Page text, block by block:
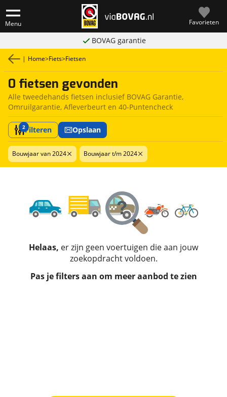
Menu Favorieten
BOVAG garantie
| Home>Fiets>Fietsen
0 fietsen gevonden
Alle tweedehands fietsen inclusief BOVAG Garantie,
Omruilgarantie, Afleverbeurt en 40-Puntencheck
2Filteren Opslaan
Bouwjaar van 2024 Bouwjaar t/m 2024
Helaas, er zijn geen voertuigen die aan jouw
zoekopdracht voldoen.
Pas je filters aan om meer aanbod te zien